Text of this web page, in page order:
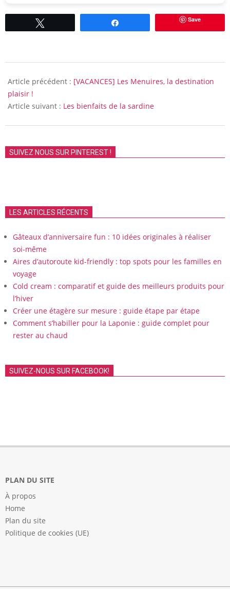
Save
07-
19
Article précédent : [VACANCES] Les Menuires, la destination
plaisir !
Article suivant : Les bienfaits de la sardine
SUIVEZ NOUS SUR PINTEREST !
LES ARTICLES RÉCENTS
Gâteaux d’anniversaire fun : 10 idées originales à réaliser
soi-même
Aires d’autoroute kid-friendly : top spots pour les familles en
voyage
Cold cream : comparatif et guide des meilleurs produits pour
l’hiver
Créer une étagère sur mesure : guide étape par étape
Comment s’habiller pour la Laponie : guide complet pour
rester au chaud
SUIVEZ-NOUS SUR FACEBOOK!
PLAN DU SITE
À propos
Home
Plan du site
Politique de cookies (UE)